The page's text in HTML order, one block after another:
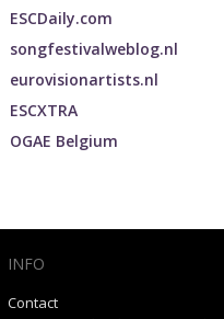
ESCDaily.com
songfestivalweblog.nl
eurovisionartists.nl
ESCXTRA
OGAE Belgium
INFO
Contact